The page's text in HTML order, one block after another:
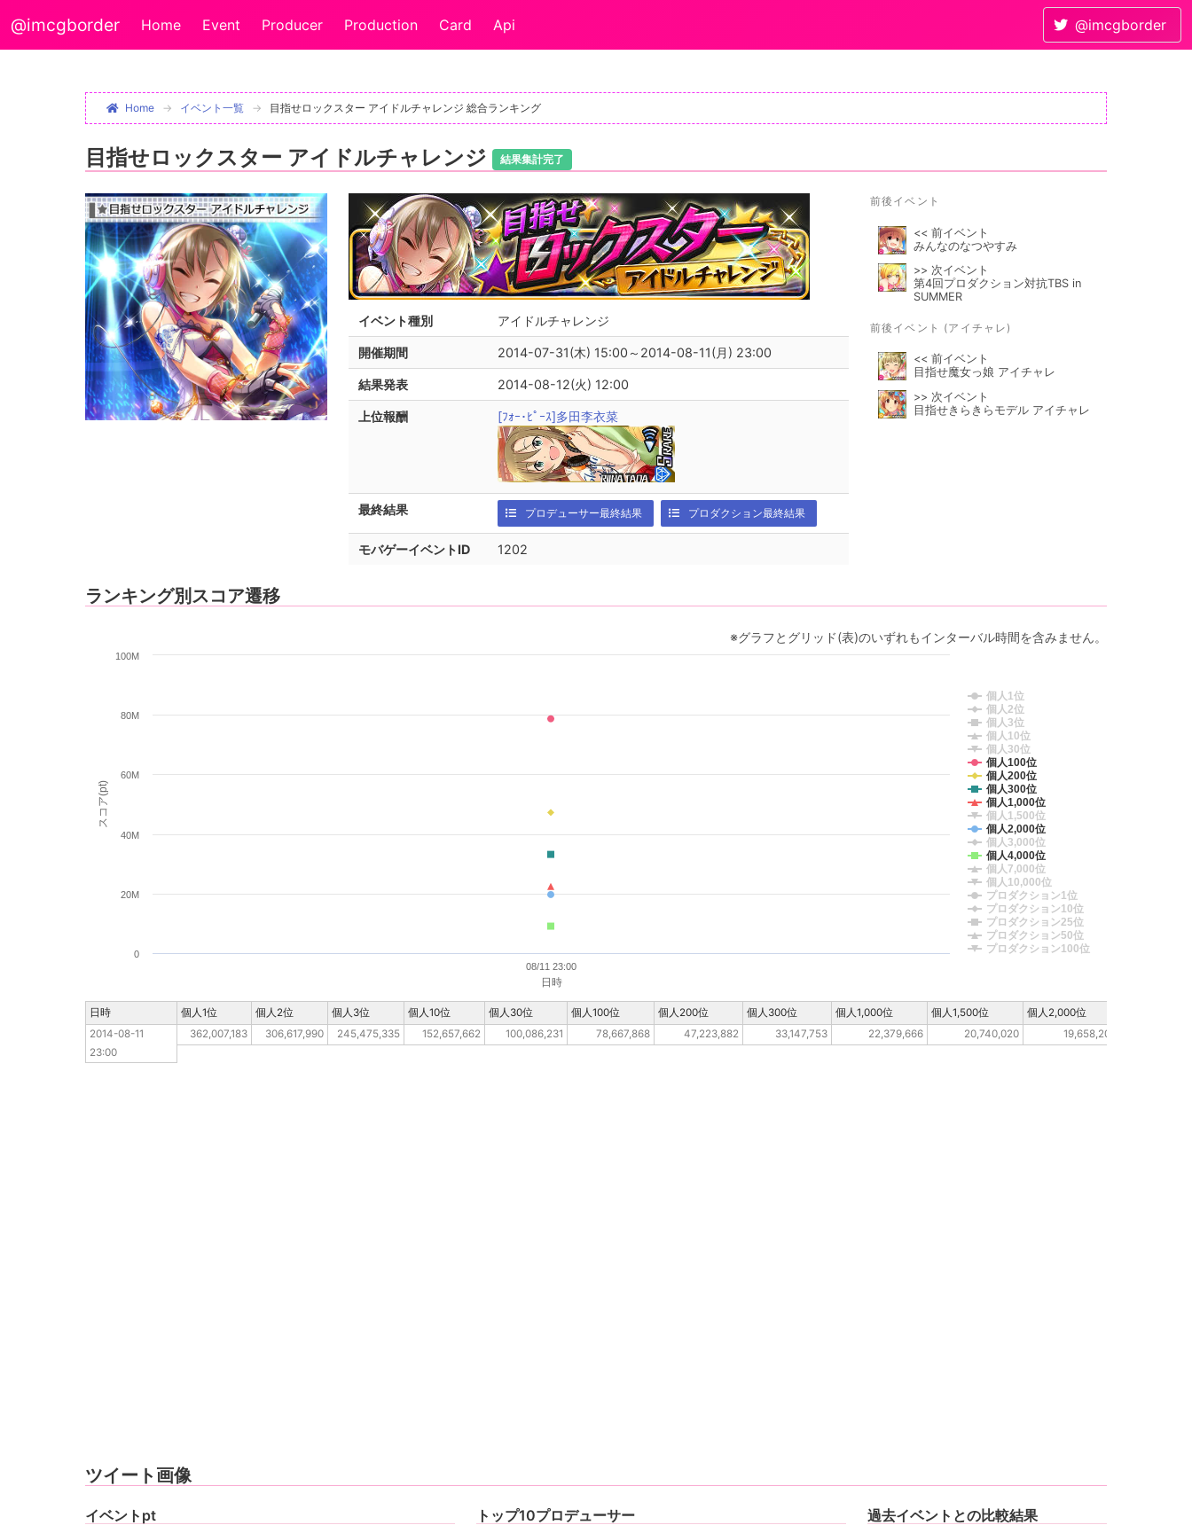
@imcgborder Home Event Producer Production Card Api @imcgborder
Home イベント一覧 目指せロックスター アイドルチャレンジ 総合ランキング
目指せロックスター アイドルチャレンジ 結果集計完了
イベント種別 アイドルチャレンジ
開催期間 2014-07-31(木) 15:00～2014-08-11(月) 23:00
結果発表 2014-08-12(火) 12:00
上位報酬 [ﾌｫｰ･ﾋﾟｰｽ]多田李衣菜
最終結果 プロデューサー最終結果 プロダクション最終結果
モバゲーイベントID 1202
前後イベント
<< 前イベント
みんなのなつやすみ
>> 次イベント
第4回プロダクション対抗TBS in
SUMMER
前後イベント (アイチャレ)
<< 前イベント
目指せ魔女っ娘 アイチャレ
>> 次イベント
目指せきらきらモデル アイチャレ
ランキング別スコア遷移
※グラフとグリッド(表)のいずれもインターバル時間を含みません。
日時
スコア(pt)
個人1位
個人2位
個人3位
個人10位
個人30位
個人100位
個人200位
個人300位
個人1,000位
個人1,500位
個人2,000位
個人3,000位
個人4,000位
個人7,000位
個人10,000位
プロダクション1位
プロダクション10位
プロダクション25位
プロダクション50位
プロダクション100位
08/11 23:00
0
20M
40M
60M
80M
100M
2014-08-11 23:00 362,007,183 306,617,990 245,475,335 152,657,662 100,086,231 78,667,868 47,223,882 33,147,753 22,379,666 20,740,020 19,658,205
日時 個人1位 個人2位 個人3位 個人10位 個人30位 個人100位 個人200位 個人300位 個人1,000位 個人1,500位 個人2,000位
2014-08-11
23:00
日時
ツイート画像
イベントpt トップ10プロデューサー 過去イベントとの比較結果